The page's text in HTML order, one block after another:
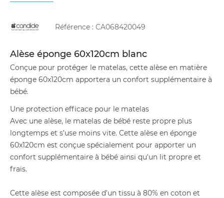
Référence : CA068420049
Alèse éponge 60x120cm blanc
Conçue pour protéger le matelas, cette alèse en matière
éponge 60x120cm apportera un confort supplémentaire à
bébé.
Une protection efficace pour le matelas
Avec une alèse, le matelas de bébé reste propre plus
longtemps et s’use moins vite. Cette alèse en éponge
60x120cm est conçue spécialement pour apporter un
confort supplémentaire à bébé ainsi qu'un lit propre et
frais.
Cette alèse est composée d’un tissu à 80% en coton et